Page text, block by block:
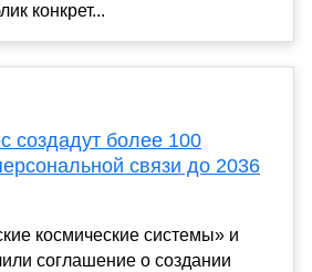
конкрет...
создадут более 100
связи до 2036
космические системы» и
соглашение о создании